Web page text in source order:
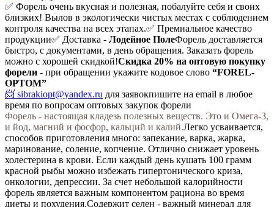
✅ Форель очень вкусная и полезная, побалуйте себя и своих
близких! Вылов в экологически чистых местах с соблюдением
контроля качества на всех этапах.✅ Премиальное качество
продукции✅ Доставка - Лодейное ПолеФорель доставляется
быстро, с документами, в день обращения. Заказать форель
можно с хорошей скидкой!Скидка 20% на оптовую покупку
форели - при обращении укажите кодовое слово “FOREL-
OPTOM”
📨 sibrakiopt@yandex.ru для заявокпишите на email в любое
время по вопросам оптовых закупок форели
Форель - настоящая кладезь полезных веществ. Это и Омега-3,
и йод, магний и фосфор, кальций и калий.Легко усваивается,
способов приготовления много: запекание, варка, жарка,
маринование, соление, копчение. Отлично снижает уровень
холестерина в крови. Если каждый день кушать 100 грамм
красной рыбы можно избежать гипертонического криза,
онкологии, депрессии. За счет небольшой калорийности
форель является важным компонентом рациона во время
диеты и похудения.Содержит селен - важный минерал для